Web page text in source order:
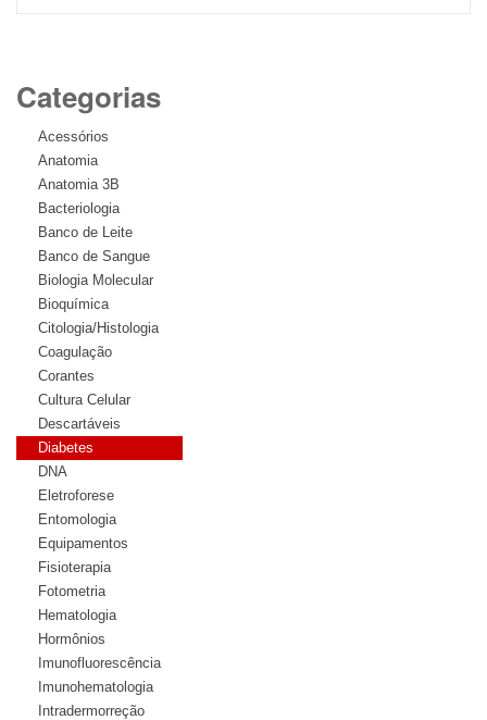
Categorias
Acessórios
Anatomia
Anatomia 3B
Bacteriologia
Banco de Leite
Banco de Sangue
Biologia Molecular
Bioquímica
Citologia/Histologia
Coagulação
Corantes
Cultura Celular
Descartáveis
Diabetes
DNA
Eletroforese
Entomologia
Equipamentos
Fisioterapia
Fotometria
Hematologia
Hormônios
Imunofluorescência
Imunohematologia
Intradermorreção